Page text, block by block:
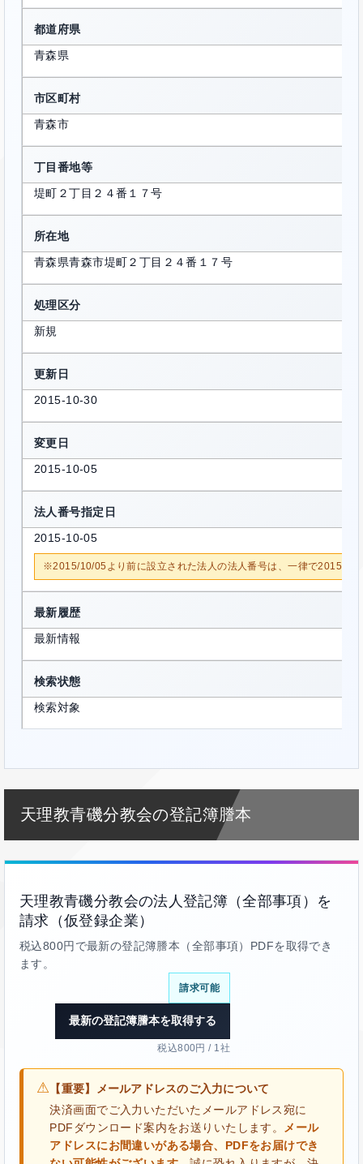
都道府県
青森県
市区町村
青森市
丁目番地等
堤町２丁目２４番１７号
所在地
青森県青森市堤町２丁目２４番１７号
処理区分
新規
更新日
2015-10-30
変更日
2015-10-05
法人番号指定日
2015-10-05
※2015/10/05より前に設立された法人の法人番号は、一律で2015/10/
最新履歴
最新情報
検索状態
検索対象
天理教青磯分教会の登記簿謄本
天理教青磯分教会の法人登記簿（全部事項）を
請求（仮登録企業）
税込800円で最新の登記簿謄本（全部事項）PDFを取得でき
ます。
請求可能
最新の登記簿謄本を取得する
税込800円 / 1社
⚠ 【重要】メールアドレスのご入力について
決済画面でご入力いただいたメールアドレス宛に
PDFダウンロード案内をお送りいたします。
メール
アドレスにお間違いがある場合、PDFをお届けでき